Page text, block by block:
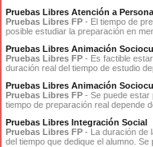
Pruebas Libres Atención a
Pruebas Libres FP - El tiempo de
posible estudiar la preparación en
Pruebas Libres Animación
Pruebas Libres FP - Es factible
duración real del tiempo de estudio
Pruebas Libres Animación
Pruebas Libres FP - Se puede estar
tiempo de preparación real depende
Pruebas Libres Integración Social
Pruebas Libres FP - La duración de
del tiempo que dedique el alumno.